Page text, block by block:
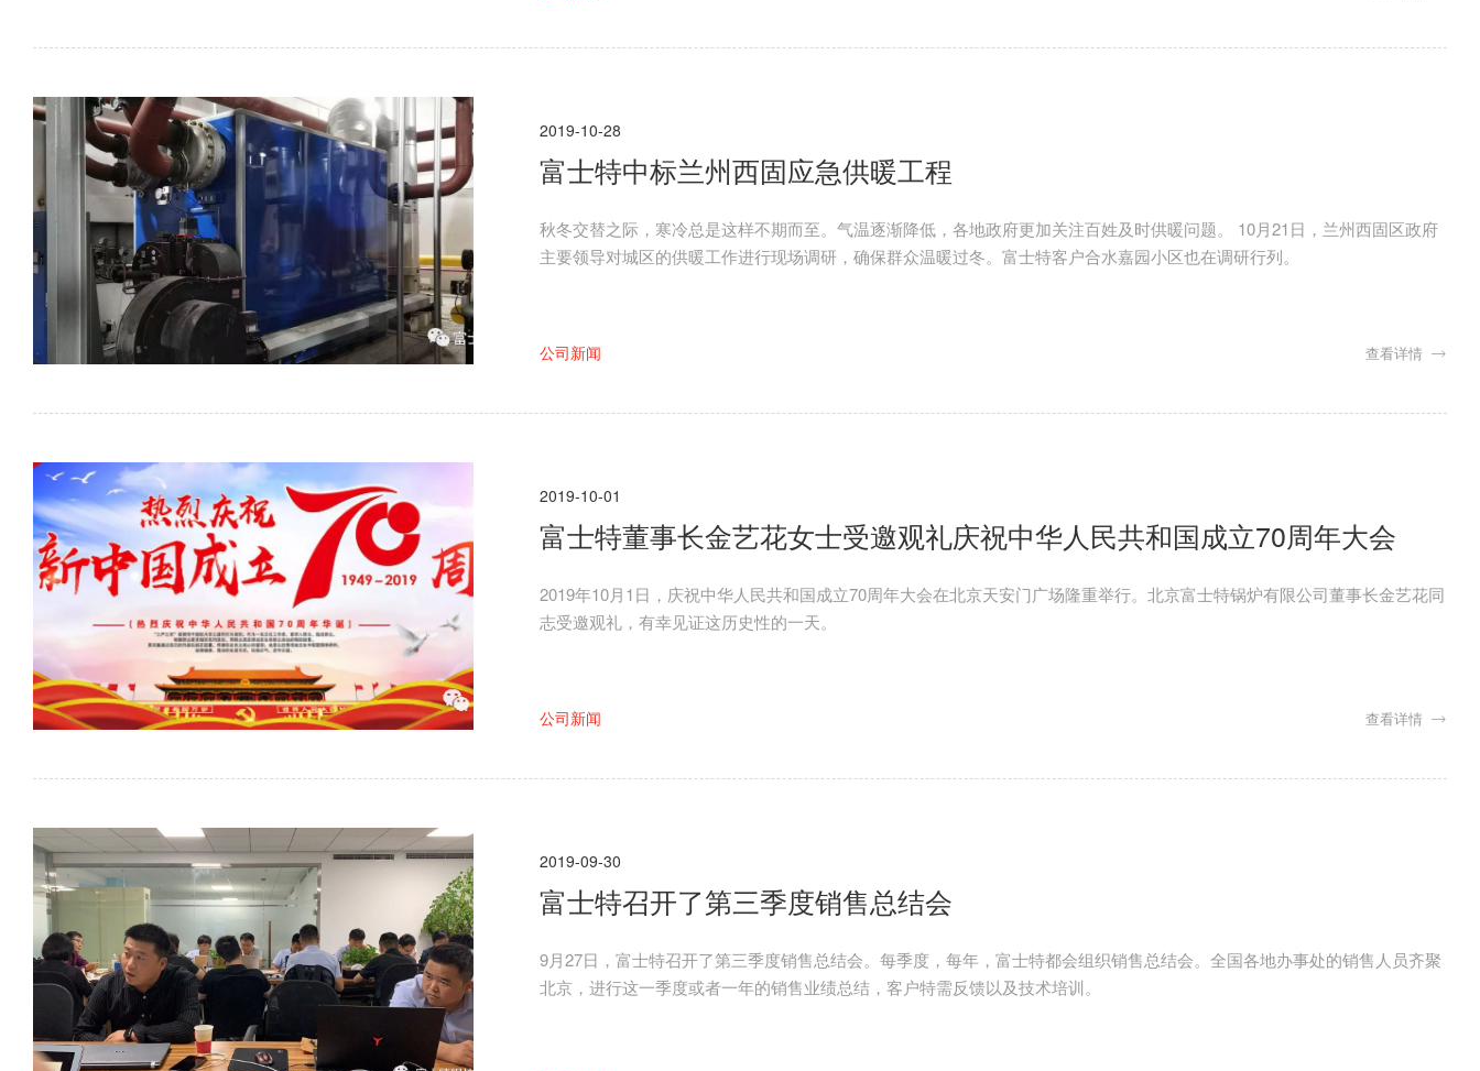
2019-10-28
富士特中标兰州西固应急供暖工程
秋冬交替之际，寒冷总是这样不期而至。气温逐渐降低，各地政府更加关注百姓及时供暖问题。 10月21日，兰州西固区政府
主要领导对城区的供暖工作进行现场调研，确保群众温暖过冬。富士特客户合水嘉园小区也在调研行列。
公司新闻 查看详情
2019-10-01
富士特董事长金艺花女士受邀观礼庆祝中华人民共和国成立70周年大会
2019年10月1日，庆祝中华人民共和国成立70周年大会在北京天安门广场隆重举行。北京富士特锅炉有限公司董事长金艺花同
志受邀观礼，有幸见证这历史性的一天。
公司新闻 查看详情
2019-09-30
富士特召开了第三季度销售总结会
​9月27日，富士特召开了第三季度销售总结会。每季度，每年，富士特都会组织销售总结会。全国各地办事处的销售人员齐聚
北京，进行这一季度或者一年的销售业绩总结，客户特需反馈以及技术培训。